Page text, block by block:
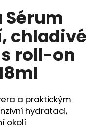
Sérum
chladivé
roll-on
a praktickým
hydrataci,
okolí